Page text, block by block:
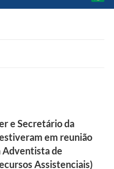
e Secretário da
em reunião
Adventista de
Assistenciais)